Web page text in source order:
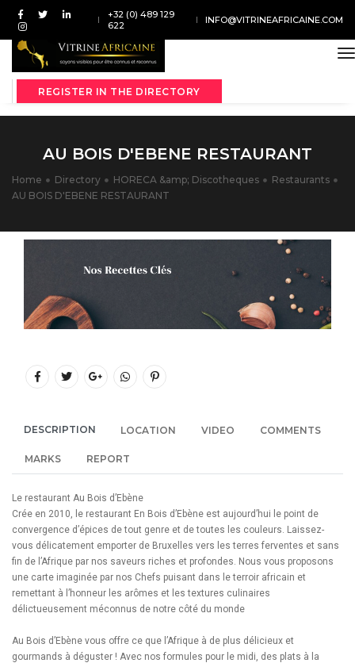
+32 (0) 489 129
622
INFO@VITRINEAFRICAINE.COM
REGISTER IN THE DIRECTORY
AU BOIS D'EBENE RESTAURANT
Home Directory HORECA &amp; Discotheques
Restaurants
AU BOIS D'EBENE RESTAURANT
DESCRIPTION LOCATION VIDEO COMMENTS
MARKS REPORT
Le restaurant Au Bois d’Ebène
Crée en 2010, le restaurant En Bois d’Ebène est aujourd’hui le point de
convergence d’épices de tout genre et de toutes les couleurs. Laissez-
vous délicatement emporter de Bruxelles vers les terres ferventes et sans
fin de l’Afrique par nos saveurs riches et profondes. Nous vous proposons
une carte imaginée par nos Chefs puisant dans le terroir africain et
remettant à l’honneur les arômes et les textures culinaires
délictueusement méconnus de notre côté du monde
Au Bois d’Ebène vous offre ce que l’Afrique à de plus délicieux et
gourmands à déguster ! Avec nos formules pour le midi, des plats à la